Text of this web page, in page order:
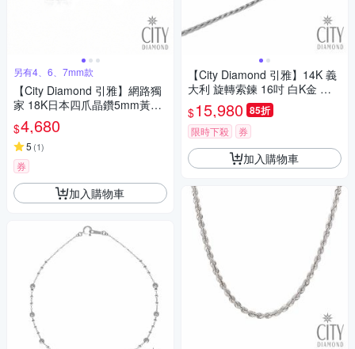
另有4、6、7mm款
【City Diamond 引雅】網路獨
家 18K日本四爪晶鑽5mm黃K
金耳環(東京Yuki系列)
$4,680
5 (1)
券
加入購物車
【City Diamond 引雅】14K 義
大利 旋轉索鍊 16吋 白K金 項
鍊 (浮光流影系列)
$15,980 85折
限時下殺 券
加入購物車